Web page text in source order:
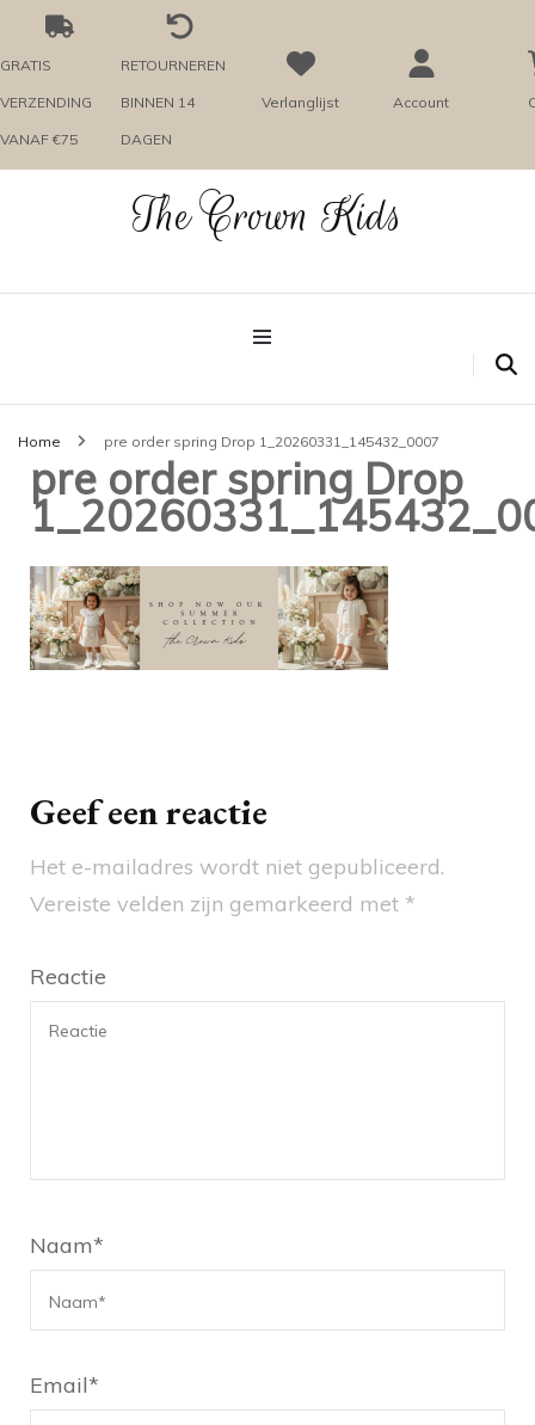
The Crown Kids
Home pre order spring Drop 1_20260331_145432_0007
pre order spring Drop
Geef een reactie
Het e-mailadres wordt niet gepubliceerd.
Vereiste velden zijn gemarkeerd met *
Reactie
Naam*
Email*
GRATIS
VERZENDING
VANAF €75
RETOURNEREN
BINNEN 14
DAGEN
Verlanglijst Account